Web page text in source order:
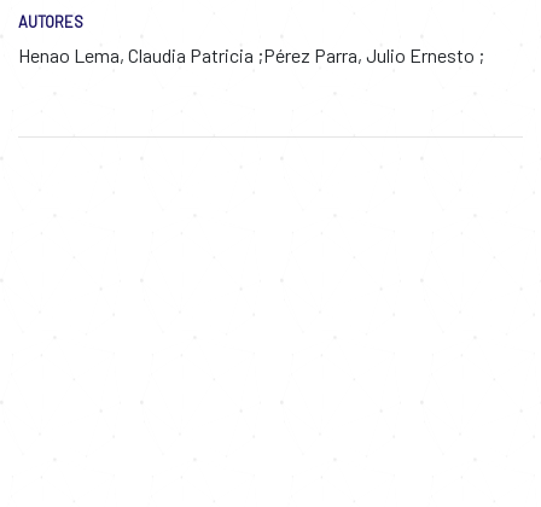
AUTORES
Henao Lema, Claudia Patricia Pérez Parra, Julio Ernesto